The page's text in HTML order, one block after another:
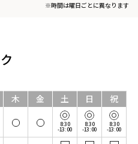
※時間は曜日ごとに異なります
木 金 土 日 祝
8:30
-13:00
8:30
-13:00
8:30
-13:00